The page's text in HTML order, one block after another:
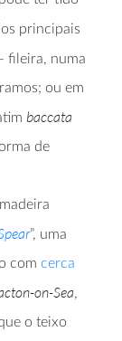
principais
fileira, numa
ou em
baccata
de
”, uma
com cerca
on-Sea,
o teixo